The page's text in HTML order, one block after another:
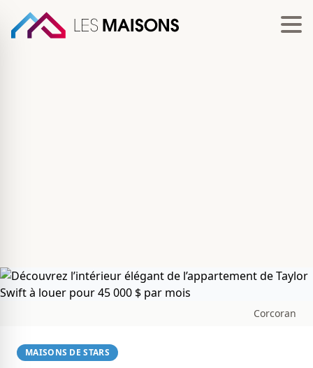
Corcoran
MAISONS DE STARS